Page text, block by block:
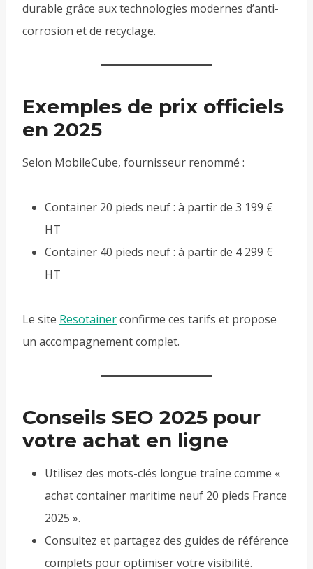
durable grâce aux technologies modernes d’anti-
corrosion et de recyclage.
Exemples de prix officiels
en 2025
Selon MobileCube, fournisseur renommé :
Container 20 pieds neuf : à partir de 3 199 €
HT
Container 40 pieds neuf : à partir de 4 299 €
HT
Le site Resotainerconfirme ces tarifs et propose
un accompagnement complet.
Conseils SEO 2025 pour
votre achat en ligne
Utilisez des mots-clés longue traîne comme «
achat container maritime neuf 20 pieds France
2025 ».
Consultez et partagez des guides de référence
complets pour optimiser votre visibilité.